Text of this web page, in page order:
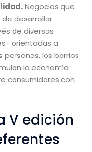
Negocios que
desarrollar
de diversas
orientadas a
personas, los barrios
la economía
consumidores con
V edición